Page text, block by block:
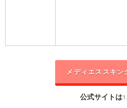
メディエススキン
公式サイトは